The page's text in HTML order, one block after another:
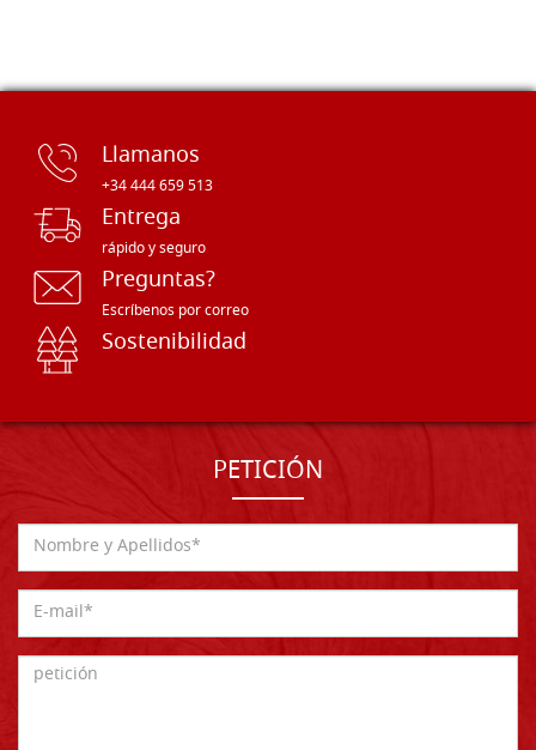
Llamanos
+34 444 659 513
Entrega
rápido y seguro
Preguntas?
Escríbenos por correo
Sostenibilidad
PETICIÓN